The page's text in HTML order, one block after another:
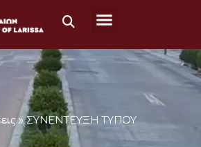
»ΣΥΝΕΝΤΕΥΞΗ ΤΥΠΟΥ